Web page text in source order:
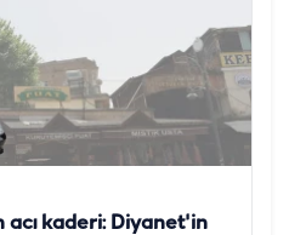
acı kaderi: Diyanet'in